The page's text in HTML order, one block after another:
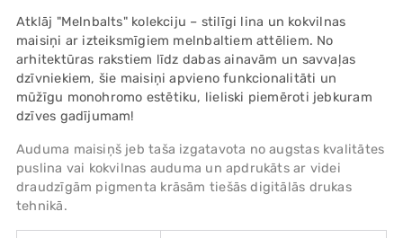
your
cart
Atklāj "Melnbalts" kolekciju – stilīgi lina un kokvilnas
maisiņi ar izteiksmīgiem melnbaltiem attēliem. No
arhitektūras rakstiem līdz dabas ainavām un savvaļas
dzīvniekiem, šie maisiņi apvieno funkcionalitāti un
mūžīgu monohromo estētiku, lieliski piemēroti jebkuram
dzīves gadījumam!
Auduma maisiņš jeb taša izgatavota no augstas kvalitātes
puslina vai kokvilnas auduma un apdrukāts ar videi
draudzīgām pigmenta krāsām tiešās digitālās drukas
tehnikā.